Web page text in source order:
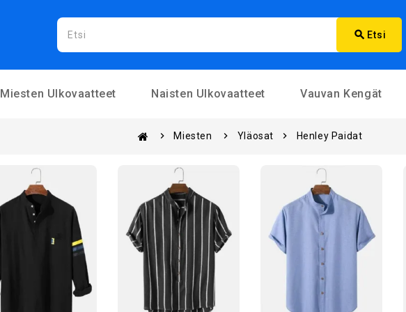
search Etsi
Miesten Ulkovaatteet Naisten Ulkovaatteet Vauvan Kengät
Miesten Yläosat Henley Paidat